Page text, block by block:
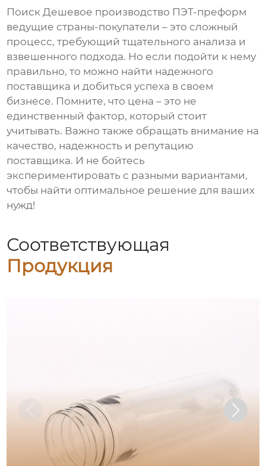
ПоискДешевое производство ПЭТ-преформ
ведущие страны-покупатели – это сложный
процесс, требующий тщательного анализа и
взвешенного подхода. Но если подойти к нему
правильно, то можно найти надежного
поставщика и добиться успеха в своем
бизнесе. Помните, что цена – это не
единственный фактор, который стоит
учитывать. Важно также обращать внимание на
качество, надежность и репутацию
поставщика. И не бойтесь
экспериментировать с разными вариантами,
чтобы найти оптимальное решение для ваших
нужд!
Соответствующая
Продукция